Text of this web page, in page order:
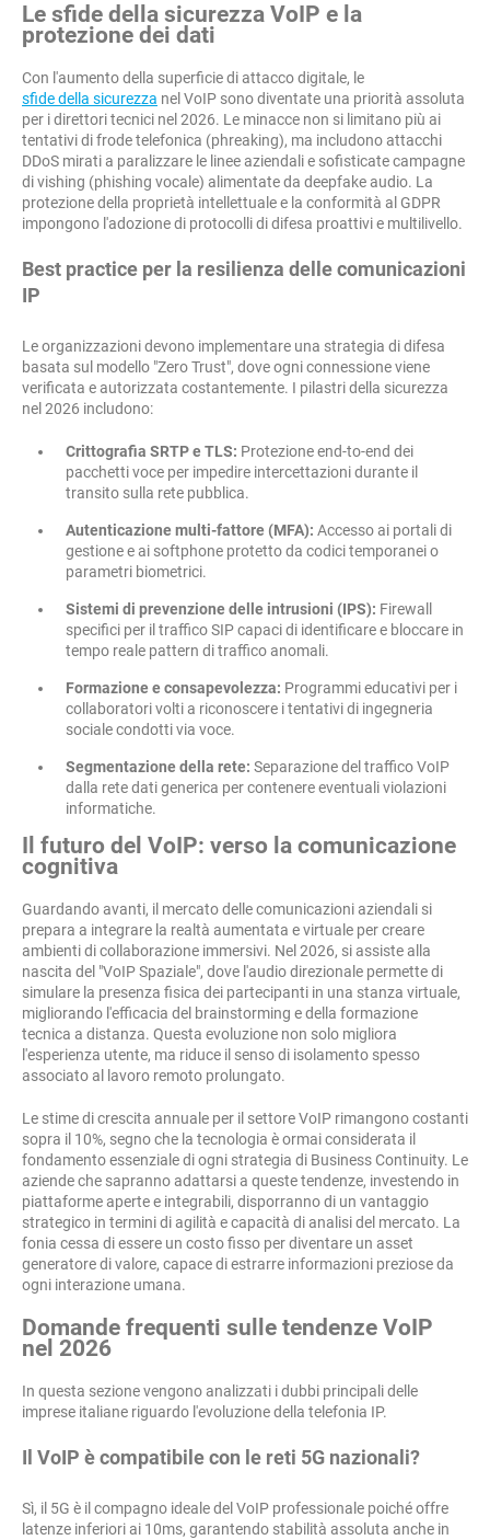
Le sfide della sicurezza VoIP e la
protezione dei dati
Con l'aumento della superficie di attacco digitale, le
sfide della sicurezza nel VoIP sono diventate una priorità assoluta
per i direttori tecnici nel 2026. Le minacce non si limitano più ai
tentativi di frode telefonica (phreaking), ma includono attacchi
DDoS mirati a paralizzare le linee aziendali e sofisticate campagne
di vishing (phishing vocale) alimentate da deepfake audio. La
protezione della proprietà intellettuale e la conformità al GDPR
impongono l'adozione di protocolli di difesa proattivi e multilivello.
Best practice per la resilienza delle comunicazioni
IP
Le organizzazioni devono implementare una strategia di difesa
basata sul modello "Zero Trust", dove ogni connessione viene
verificata e autorizzata costantemente. I pilastri della sicurezza
nel 2026 includono:
Crittografia SRTP e TLS: Protezione end-to-end dei
pacchetti voce per impedire intercettazioni durante il
transito sulla rete pubblica.
Autenticazione multi-fattore (MFA): Accesso ai portali di
gestione e ai softphone protetto da codici temporanei o
parametri biometrici.
Sistemi di prevenzione delle intrusioni (IPS): Firewall
specifici per il traffico SIP capaci di identificare e bloccare in
tempo reale pattern di traffico anomali.
Formazione e consapevolezza: Programmi educativi per i
collaboratori volti a riconoscere i tentativi di ingegneria
sociale condotti via voce.
Segmentazione della rete: Separazione del traffico VoIP
dalla rete dati generica per contenere eventuali violazioni
informatiche.
Il futuro del VoIP: verso la comunicazione
cognitiva
Guardando avanti, il mercato delle comunicazioni aziendali si
prepara a integrare la realtà aumentata e virtuale per creare
ambienti di collaborazione immersivi. Nel 2026, si assiste alla
nascita del "VoIP Spaziale", dove l'audio direzionale permette di
simulare la presenza fisica dei partecipanti in una stanza virtuale,
migliorando l'efficacia del brainstorming e della formazione
tecnica a distanza. Questa evoluzione non solo migliora
l'esperienza utente, ma riduce il senso di isolamento spesso
associato al lavoro remoto prolungato.
Le stime di crescita annuale per il settore VoIP rimangono costanti
sopra il 10%, segno che la tecnologia è ormai considerata il
fondamento essenziale di ogni strategia di Business Continuity. Le
aziende che sapranno adattarsi a queste tendenze, investendo in
piattaforme aperte e integrabili, disporranno di un vantaggio
strategico in termini di agilità e capacità di analisi del mercato. La
fonia cessa di essere un costo fisso per diventare un asset
generatore di valore, capace di estrarre informazioni preziose da
ogni interazione umana.
Domande frequenti sulle tendenze VoIP
nel 2026
In questa sezione vengono analizzati i dubbi principali delle
imprese italiane riguardo l'evoluzione della telefonia IP.
Il VoIP è compatibile con le reti 5G nazionali?
Sì, il 5G è il compagno ideale del VoIP professionale poiché offre
latenze inferiori ai 10ms, garantendo stabilità assoluta anche in